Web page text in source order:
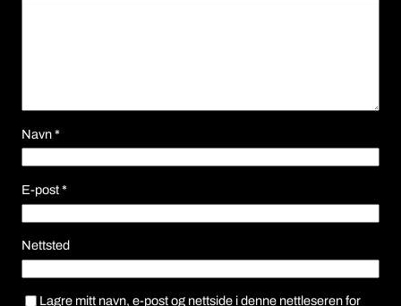
Navn*
E-post*
Nettsted
Lagre mitt navn, e-post og nettside i denne nettleseren for